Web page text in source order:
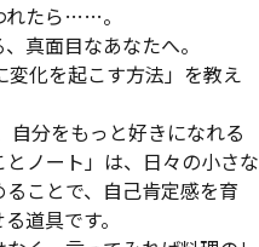
れたら……。
真面目なあなたへ。
化を起こす方法」を教え
分をもっと好きになれる
ノート」は、日々の小さな
ることで、自己肯定感を育
道具です。